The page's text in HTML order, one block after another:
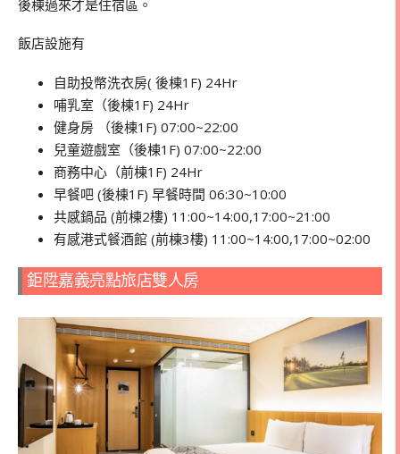
後棟過來才是住宿區。
飯店設施有
自助投幣洗衣房( 後棟1F) 24Hr
哺乳室（後棟1F) 24Hr
健身房 （後棟1F) 07:00~22:00
兒童遊戲室（後棟1F) 07:00~22:00
商務中心（前棟1F) 24Hr
早餐吧 (後棟1F) 早餐時間 06:30~10:00
共感鍋品 (前棟2樓) 11:00~14:00,17:00~21:00
有感港式餐酒館 (前棟3樓) 11:00~14:00,17:00~02:00
鉅陞嘉義亮點旅店雙人房